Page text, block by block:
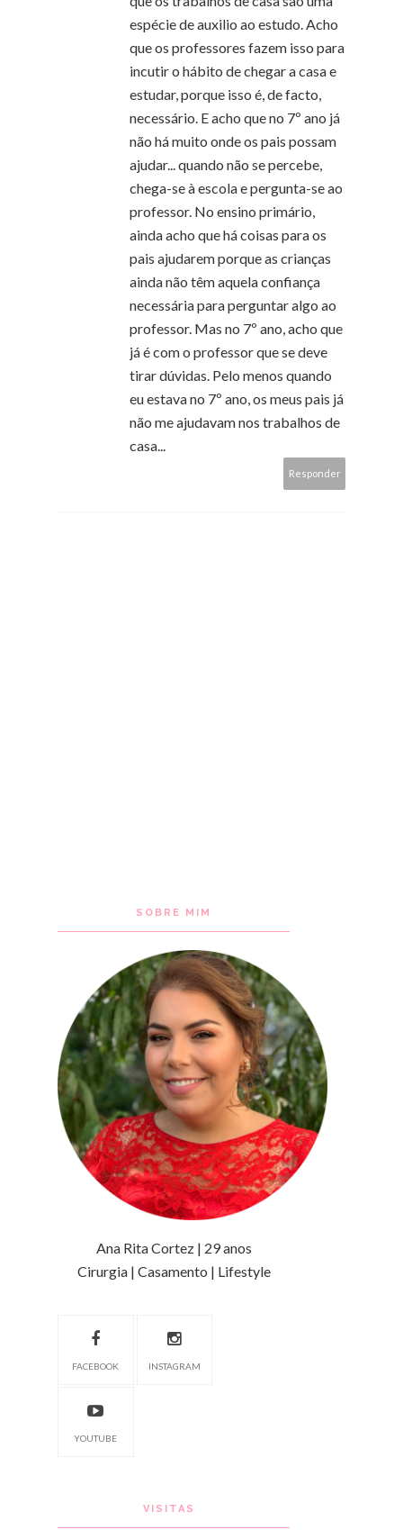
espécie de auxilio ao estudo. Acho
que os professores fazem isso para
incutir o hábito de chegar a casa e
estudar, porque isso é, de facto,
necessário. E acho que no 7º ano já
não há muito onde os pais possam
ajudar... quando não se percebe,
chega-se à escola e pergunta-se ao
professor. No ensino primário,
ainda acho que há coisas para os
pais ajudarem porque as crianças
ainda não têm aquela confiança
necessária para perguntar algo ao
professor. Mas no 7º ano, acho que
já é com o professor que se deve
tirar dúvidas. Pelo menos quando
eu estava no 7º ano, os meus pais já
não me ajudavam nos trabalhos de
casa...
Responder
SOBRE MIM
Ana Rita Cortez | 29 anos
Cirurgia | Casamento | Lifestyle
FACEBOOK INSTAGRAM
YOUTUBE
VISITAS